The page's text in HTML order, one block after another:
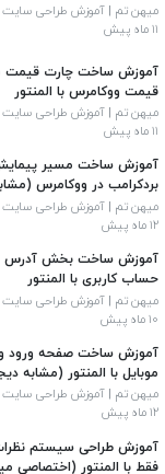
میهن تم | آموزش طراحی سایت با
۱۱ ماه پیش
آموزش ساخت چارت قیمت
قیمت ووکامرس با المنتور
میهن تم | آموزش طراحی سایت با
۱۱ ماه پیش
آموزش ساخت مسیر پیمایش
بردکرامب در ووکامرس
میهن تم | آموزش طراحی سایت با
۱۲ ماه پیش
آموزش ساخت بخش آدرس
حساب کاربری با المنتور
میهن تم | آموزش طراحی سایت با
۱۰ ماه پیش
آموزش ساخت صفحه ورود و
موبایل با المنتور (مشابه
میهن تم | آموزش طراحی سایت با
۱۲ ماه پیش
آموزش طراحی سیستم
فقط با المنتور (اختصاصی